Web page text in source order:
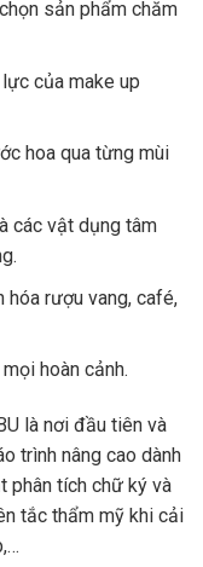
sản phẩm chăm
của make up
hoa qua từng mùi
các vật dụng tâm
hóa rượu vang, café,
hoàn cảnh.
là nơi đầu tiên và
trình nâng cao dành
phân tích chữ ký và
tắc thẩm mỹ khi cải